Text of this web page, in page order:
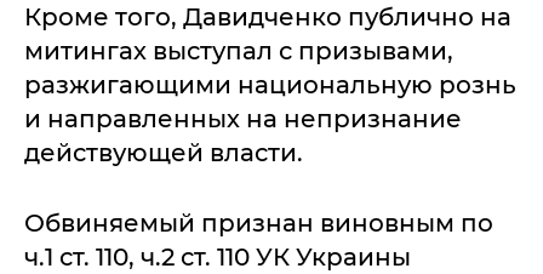
Кроме того, Давидченко публично на
митингах выступал с призывами,
разжигающими национальную рознь
и направленных на непризнание
действующей власти.
Обвиняемый признан виновным по
ч.1 ст. 110, ч.2 ст. 110 УК Украины